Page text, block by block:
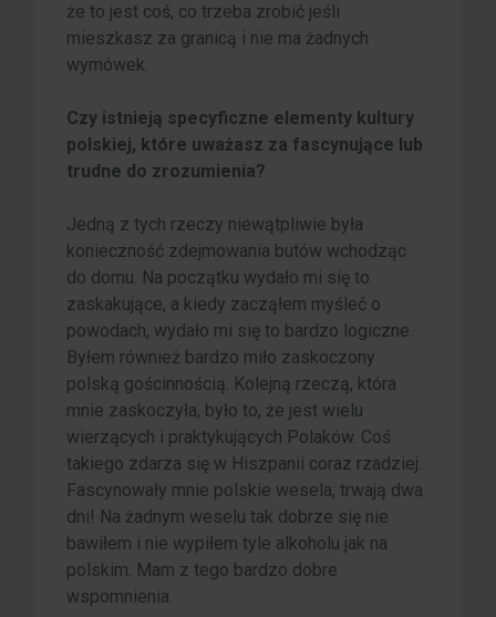
że to jest coś, co trzeba zrobić jeśli
mieszkasz za granicą i nie ma żadnych
wymówek.
Czy istnieją specyficzne elementy kultury
polskiej, które uważasz za fascynujące lub
trudne do zrozumienia?
Jedną z tych rzeczy niewątpliwie była
konieczność zdejmowania butów wchodząc
do domu. Na początku wydało mi się to
zaskakujące, a kiedy zacząłem myśleć o
powodach, wydało mi się to bardzo logiczne.
Byłem również bardzo miło zaskoczony
polską gościnnością. Kolejną rzeczą, która
mnie zaskoczyła, było to, że jest wielu
wierzących i praktykujących Polaków. Coś
takiego zdarza się w Hiszpanii coraz rzadziej.
Fascynowały mnie polskie wesela; trwają dwa
dni! Na żadnym weselu tak dobrze się nie
bawiłem i nie wypiłem tyle alkoholu jak na
polskim. Mam z tego bardzo dobre
wspomnienia.